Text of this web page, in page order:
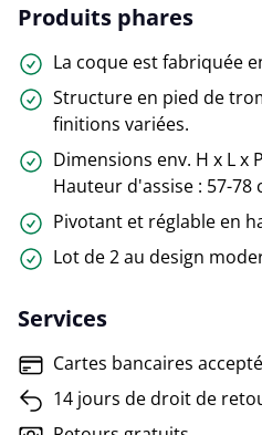
Produits phares
La coque est fabriquée
Structure en pied de
finitions variées.
Dimensions env. H x L x
Hauteur d'assise : 57-78
Pivotant et réglable en
Lot de 2 au design
Services
Cartes bancaires
14 jours de droit de